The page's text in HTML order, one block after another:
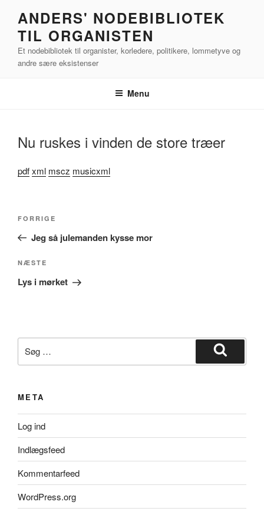
indhold
ANDERS' NODEBIBLIOTEK
TIL ORGANISTEN
Et nodebibliotek til organister, korledere, politikere, lommetyve og
andre sære eksistenser
Menu
Nu ruskes i vinden de store træer
pdfxml mscz musicxml
Forrige
indlæg
FORRIGE
Jeg så julemanden kysse mor
Næste
indlæg
NÆSTE
Lys i mørket
efter:
Søg
META
Log ind
Indlægsfeed
Kommentarfeed
WordPress.org